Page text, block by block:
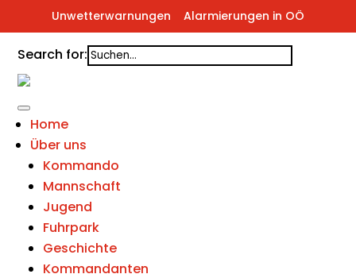
Unwetterwarnungen Alarmierungen in OÖ
Search for:
Home
Über uns
Kommando
Mannschaft
Jugend
Fuhrpark
Geschichte
Kommandanten